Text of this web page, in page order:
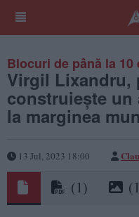
Blocuri de până la 10
Virgil Lixandru,
construiește un
la marginea
13 Jul, 2023 18:00
(1)